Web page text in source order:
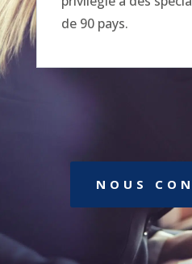
de 90 pays.
NOUS